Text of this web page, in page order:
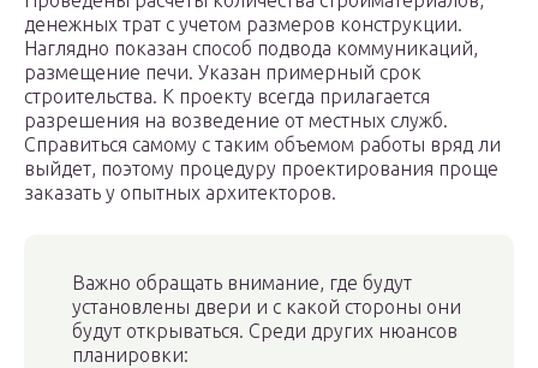
денежных трат с учетом размеров конструкции.
Наглядно показан способ подвода коммуникаций,
размещение печи. Указан примерный срок
строительства. К проекту всегда прилагается
разрешения на возведение от местных служб.
Справиться самому с таким объемом работы вряд ли
выйдет, поэтому процедуру проектирования проще
заказать у опытных архитекторов.
Важно обращать внимание, где будут
установлены двери и с какой стороны они
будут открываться. Среди других нюансов
планировки: